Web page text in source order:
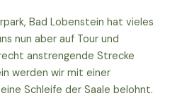
Bad Lobenstein hat vieles
nun aber auf Tour und
anstrengende Strecke
werden wir mit einer
Schleife der Saale belohnt.